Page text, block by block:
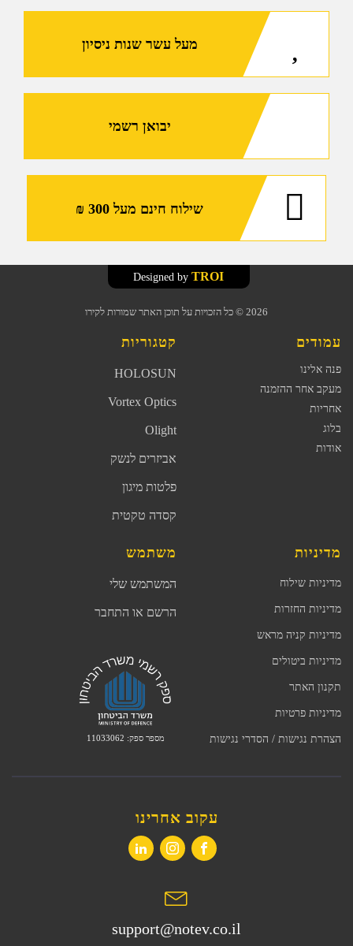
מעל עשר שנות ניסיון
יבואן רשמי
שילוח חינם מעל 300 ₪
2026 © כל הזכויות על תוכן האתר שמורות לקירו
TROI
עמודים
פנה אלינו
מעקב אחר ההזמנה
אחריות
בלוג
אודות
קטגוריות
HOLOSUN
Vortex Optics
Olight
אביזרים לנשק
פלטות מיגון
קסדה טקטית
מדיניות
מדיניות שילוח
מדיניות החזרות
מדיניות קניה מראש
מדיניות ביטולים
תקנון האתר
מדיניות פרטיות
הצהרת נגישות / הסדרי נגישות
משתמש
המשתמש שלי
הרשם או התחבר
מספר ספק: 11033062
עקוב אחרינו
support@notev.co.il